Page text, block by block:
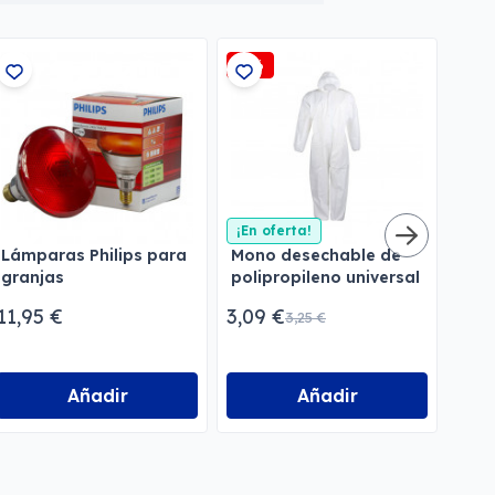
Lámparas Philips para
granjas
€
Añadir
-5%
¡En oferta!
Mono desechable de
polipropileno universal
3,09 €3,25 €
Añadir